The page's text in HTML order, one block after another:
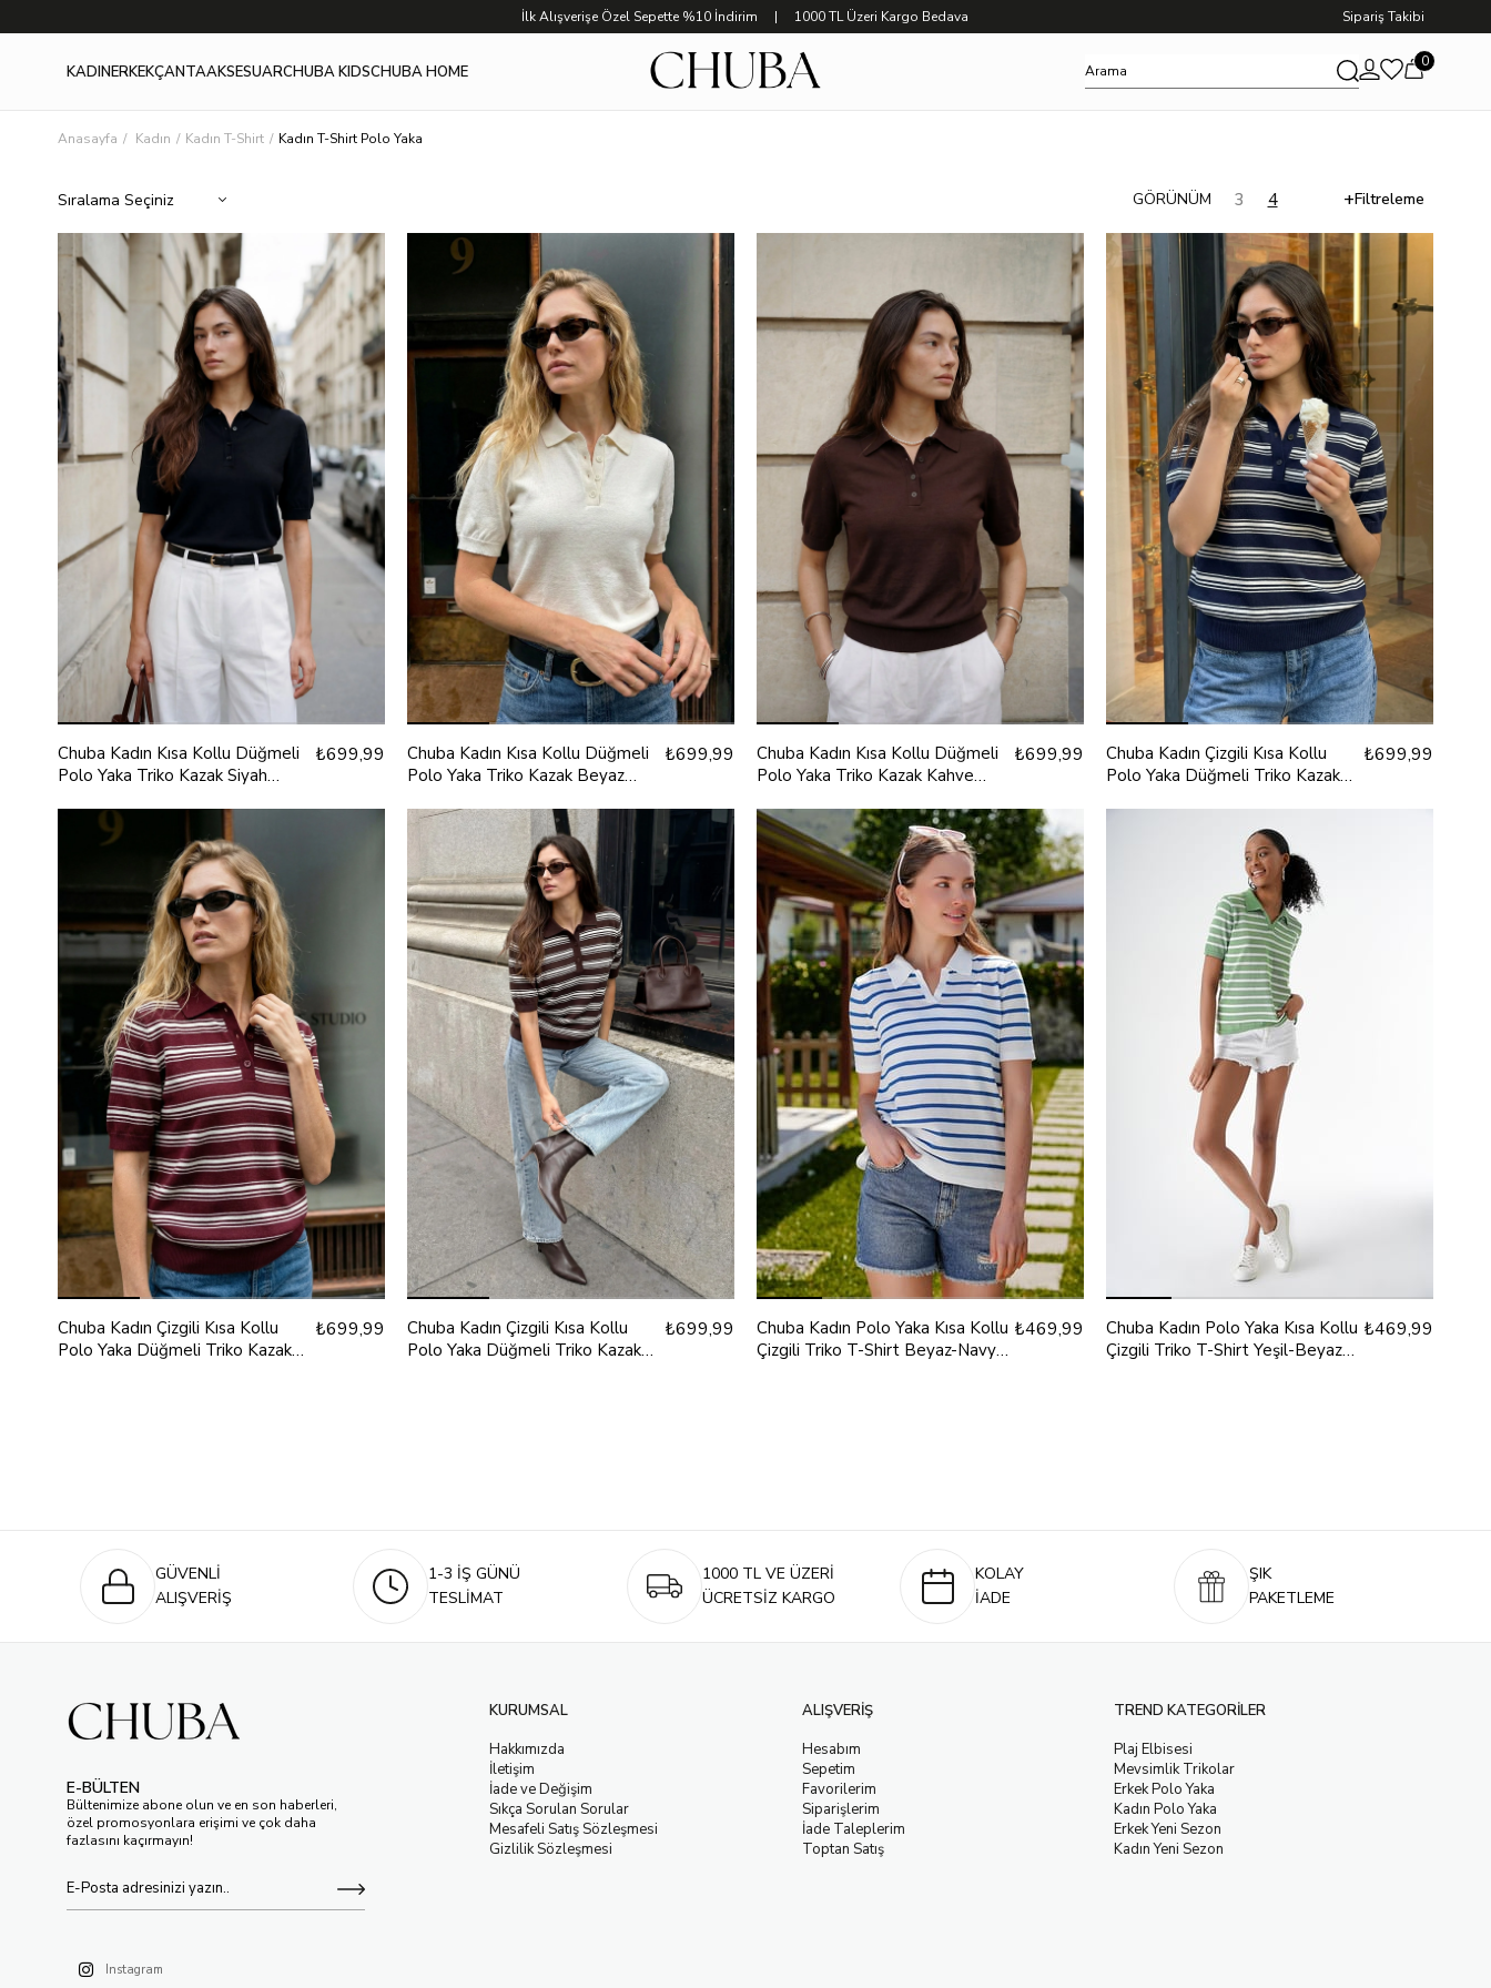
İlk Alışverişe Özel Sepette %10 İndirim | 1000 TL Üzeri Kargo Bedava Sipariş Takibi
KADINERKEKÇANTAAKSESUARCHUBA KIDSCHUBA HOME
0
Anasayfa Kadın Kadın T-Shirt Kadın T-Shirt Polo Yaka
Filtreleme
Chuba Kadın Kısa Kollu Düğmeli
Polo Yaka Triko Kazak Siyah
₺699,99
Chuba Kadın Kısa Kollu Düğmeli
Polo Yaka Triko Kazak Beyaz
₺699,99
Chuba Kadın Kısa Kollu Düğmeli
Polo Yaka Triko Kazak Kahve
₺699,99
Chuba Kadın Çizgili Kısa Kollu
Polo Yaka Düğmeli Triko Kazak
₺699,99
Chuba Kadın Çizgili Kısa Kollu
Polo Yaka Düğmeli Triko Kazak
₺699,99
Chuba Kadın Çizgili Kısa Kollu
Polo Yaka Düğmeli Triko Kazak
₺699,99
Chuba Kadın Polo Yaka Kısa Kollu
Çizgili Triko T-Shirt Beyaz-Navy
₺469,99
Chuba Kadın Polo Yaka Kısa Kollu
Çizgili Triko T-Shirt Yeşil-Beyaz
₺469,99
GÜVENLİ
ALIŞVERİŞ
1-3 İŞ GÜNÜ
TESLİMAT
1000 TL VE ÜZERİ
ÜCRETSİZ KARGO
KOLAY
İADE
ŞIK
PAKETLEME
E-BÜLTEN
Bültenimize abone olun ve en son haberleri,
özel promosyonlara erişimi ve çok daha
fazlasını kaçırmayın!
Instagram
KURUMSAL
Hakkımızda
İletişim
İade ve Değişim
Sıkça Sorulan Sorular
Mesafeli Satış Sözleşmesi
Gizlilik Sözleşmesi
ALIŞVERİŞ
Hesabım
Sepetim
Favorilerim
Siparişlerim
İade Taleplerim
Toptan Satış
TREND KATEGORİLER
Plaj Elbisesi
Mevsimlik Trikolar
Erkek Polo Yaka
Kadın Polo Yaka
Erkek Yeni Sezon
Kadın Yeni Sezon